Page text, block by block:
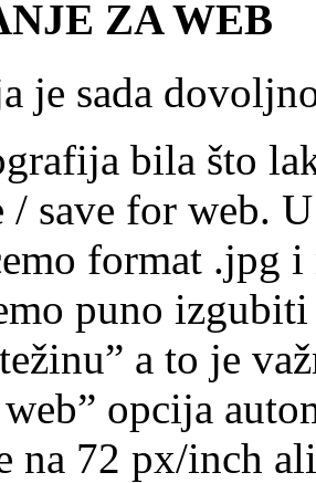
ZA WEB
je sada
bila što
save for web.
format .jpg
puno
a to je
opcija
na 72 px/inch